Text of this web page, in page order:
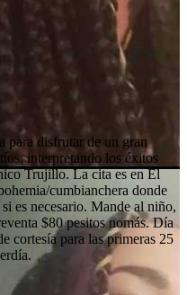
para disfrutar de un gran
interpretando los éxitos
Trujillo. La cita es en El
cumbianchera donde
es necesario. Mande al niño,
$80 pesitos nomás. Día
cortesía para las primeras 25